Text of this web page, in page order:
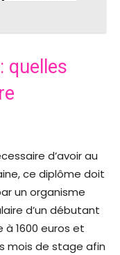
quelles
d’avoir au
ce diplôme doit
un organisme
d’un débutant
1600 euros et
mois de stage afin